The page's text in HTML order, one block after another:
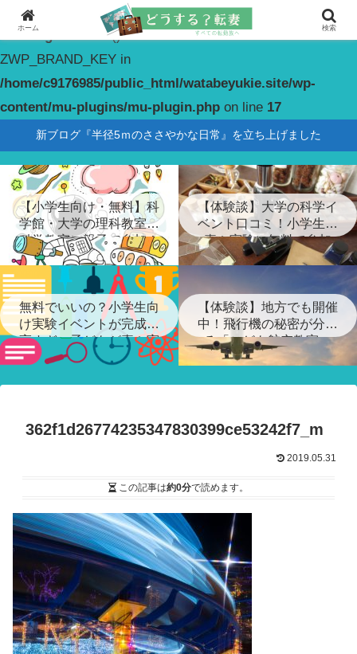
Warning
: constant(): Couldn't find constant
ZWP_BRAND_KEY in
/home/c9176985/public_html/watabeyukie.site/wp-
content/mu-plugins/mu-plugin.php on line 17
新ブログ『半径5ｍのささやかな日常』を立ち上げました
【小学生向け・無料】科
学館・大学の理科教室・
科学教室に親子で参加！
【体験談】大学の科学イ
ベント口コミ！小学生が
喜ぶ実験に無料で参加
無料でいいの？小学生向
け実験イベントが完成度
高すぎ…子どもが喜ぶ実
験ショー
【体験談】地方でも開催
中！飛行機の秘密が分か
る「こども航空教室」
362f1d26774235347830399ce53242f7_m
2019.05.31
この記事は約0分で読めます。
ホーム 検索